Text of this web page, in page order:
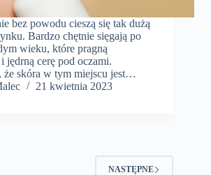
bez powodu cieszą się tak dużą
Bardzo chętnie sięgają po
wieku, które pragną
jędrną cerę pod oczami.
że skóra w tym miejscu jest…
21 kwietnia 2023
NASTĘPNE